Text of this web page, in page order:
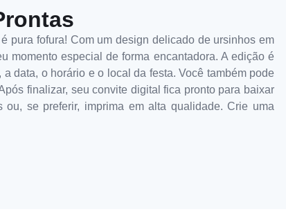
pura fofura! Com um design delicado de ursinhos em
momento especial de forma encantadora. A edição é
data, o horário e o local da festa. Você também pode
finalizar, seu convite digital fica pronto para baixar
se preferir, imprima em alta qualidade. Crie uma